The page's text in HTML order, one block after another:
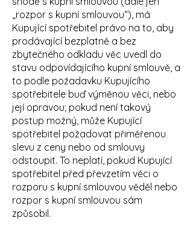
„rozpor s kupní smlouvou“), má
Kupující spotřebitel právo na to, aby
prodávající bezplatně a bez
zbytečného odkladu věc uvedl do
stavu odpovídajícího kupní smlouvě, a
to podle požadavku Kupujícího
spotřebitele buď výměnou věci, nebo
její opravou; pokud není takový
postup možný, může Kupující
spotřebitel požadovat přiměřenou
slevu z ceny nebo od smlouvy
odstoupit. To neplatí, pokud Kupující
spotřebitel před převzetím věci o
rozporu s kupní smlouvou věděl nebo
rozpor s kupní smlouvou sám
způsobil.